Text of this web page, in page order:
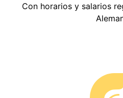
Con horarios y salarios